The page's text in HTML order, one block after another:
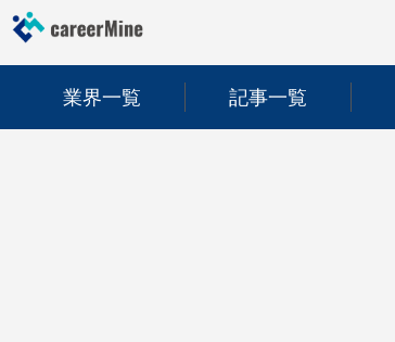
業界一覧 記事一覧